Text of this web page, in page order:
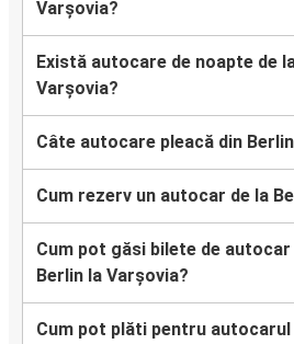
Varșovia?
Există autocare de noapte de
Varșovia?
Câte autocare pleacă din
Cum rezerv un autocar de la
Cum pot găsi bilete de
Berlin la Varșovia?
Cum pot plăti pentru autocarul